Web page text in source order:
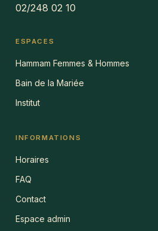
02/248 02 10
ESPACES
Hammam Femmes & Hommes
Bain de la Mariée
Institut
INFORMATIONS
Horaires
FAQ
Contact
Espace admin